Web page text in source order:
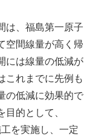
は、福島第一原子
空間線量が高く帰
には線量の低減が
これまでに先例も
の低減に効果的で
的として、
を実施し、一定